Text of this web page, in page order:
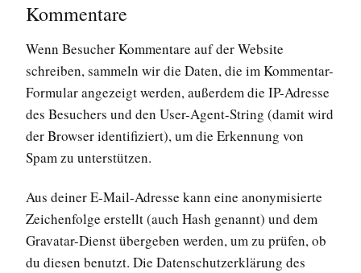
Kommentare
Wenn Besucher Kommentare auf der Website
schreiben, sammeln wir die Daten, die im Kommentar-
Formular angezeigt werden, außerdem die IP-Adresse
des Besuchers und den User-Agent-String (damit wird
der Browser identifiziert), um die Erkennung von
Spam zu unterstützen.
Aus deiner E-Mail-Adresse kann eine anonymisierte
Zeichenfolge erstellt (auch Hash genannt) und dem
Gravatar-Dienst übergeben werden, um zu prüfen, ob
du diesen benutzt. Die Datenschutzerklärung des